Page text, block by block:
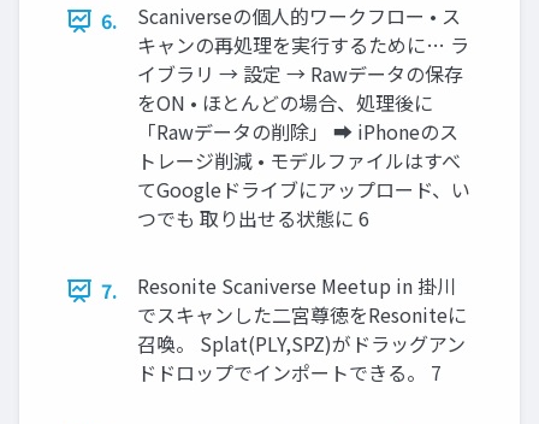
6.
Scaniverseの個人的ワークフロー • ス
キャンの再処理を実行するために… ラ
イブラリ → 設定 → Rawデータの保存
をON • ほとんどの場合、処理後に
「Rawデータの削除」 ➡ iPhoneのス
トレージ削減 • モデルファイルはすべ
てGoogleドライブにアップロード、い
つでも 取り出せる状態に 6
7.
Resonite Scaniverse Meetup in 掛川
でスキャンした二宮尊徳をResoniteに
召喚。 Splat(PLY,SPZ)がドラッグアン
ドドロップでインポートできる。 7